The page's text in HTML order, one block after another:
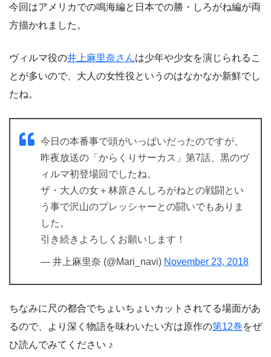
今回はアメリカでの鳴海編と日本での勝・しろがね編が両
方描かれました。
ヴィルマ役の井上麻里奈さんは少年や少女を演じられるこ
とが多いので、大人の女性役というのはなかなか新鮮でし
たね。
今日の本番事で頭がいっぱいだったのですが、
昨夜放送の「からくりサーカス」第7話、黒のヴ
ィルマ初登場回でしたね。
ザ・大人の女＋林原さんしろがねとの戦闘とい
う事で沢山のプレッシャーとの闘いでもありま
した。
引き続きよろしくお願いします！
— 井上麻里奈 (@Mari_navi) November 23, 2018
ちなみに尺の都合でちょいちょいカットされてる場面があ
るので、より深く物語を味わいたい方は原作の第12巻をぜ
ひ読んでみてください ♪